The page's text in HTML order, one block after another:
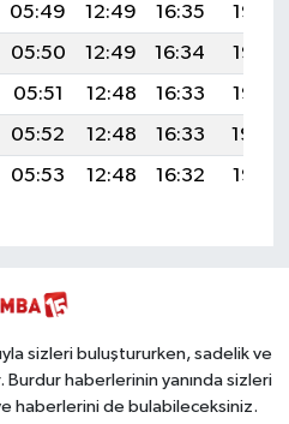
05:49 12:49 16:35
19:38
05:50 12:49 16:34
19:37
05:51 12:48 16:33
19:35
05:52 12:48 16:33
19:34
05:53 12:48 16:32 19:32
sizleri buluştururken, sadelik ve
haberlerinin yanında sizleri
haberlerini de bulabileceksiniz.